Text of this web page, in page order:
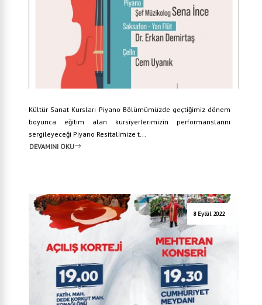
Kültür Sanat Kursları Piyano Bölümümüzde geçtiğimiz dönem
boyunca eğitim alan kursiyerlerimizin performanslarını
sergileyeceği Piyano Resitalimize t...
DEVAMINI OKU
8 Eylül 2022